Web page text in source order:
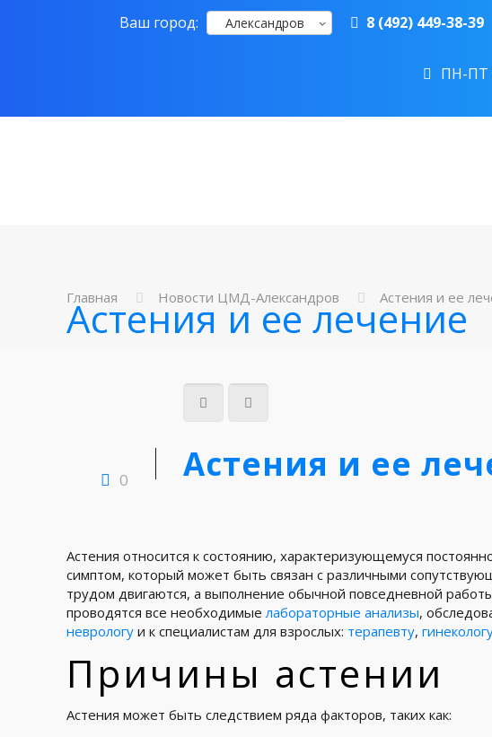
Ваш город: Александров 8 (492) 449-38-39
ПН-ПТ
Главная Новости ЦМД-Александров Астения и ее
Астения и ее лечение
0 Астения и ее
Астения относится к состоянию, характеризующемуся
симптом, который может быть связан с различными
трудом двигаются, а выполнение обычной повседневной
проводятся все необходимые лабораторные анализы,
неврологу и к специалистам для взрослых: терапевту,
Причины астении
Астения может быть следствием ряда факторов, таких как: